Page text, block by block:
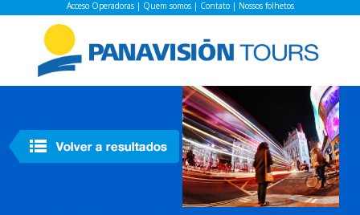
Acceso Operadoras| Quem somos| Contato| Nossos folhetos